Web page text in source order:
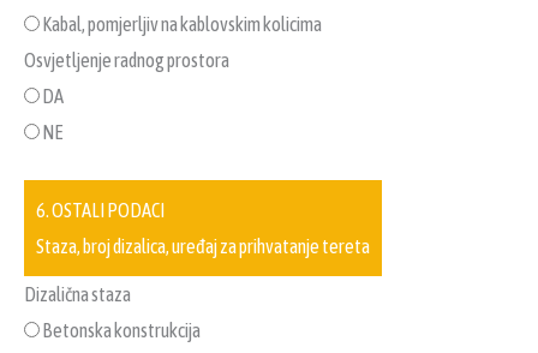
Kabal, pomjerljiv na kablovskim kolicima
Osvjetljenje radnog prostora
DA
NE
6. OSTALI PODACI
Staza, broj dizalica, uređaj za prihvatanje tereta
Dizalična staza
Betonska konstrukcija